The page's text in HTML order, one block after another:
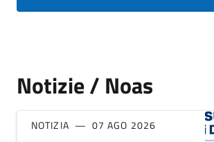
Notizie / Noas
NOTIZIA 07 AGO 2026